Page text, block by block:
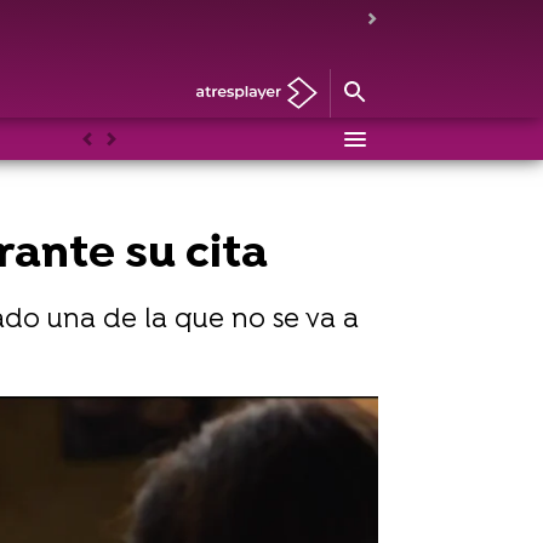
AnteriorSiguiente
su cita
una de la que no se va a